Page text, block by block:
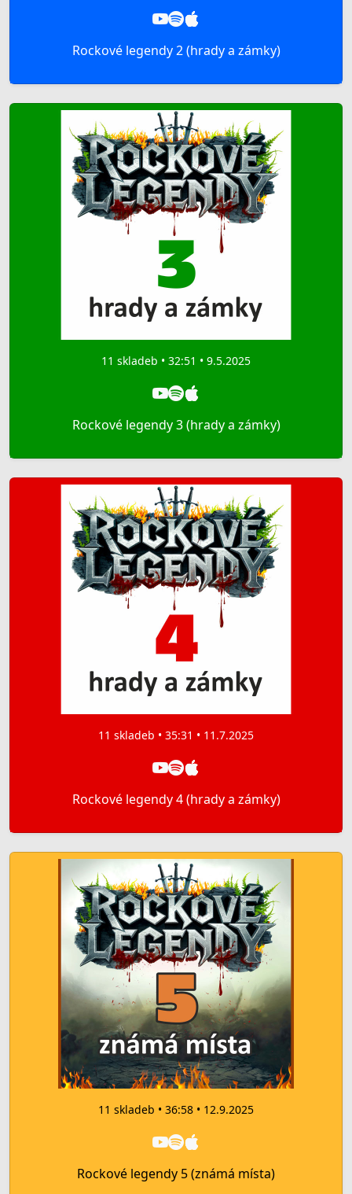
Rockové legendy 2 (hrady a zámky)
11 skladeb • 32:51 • 9.5.2025
Rockové legendy 3 (hrady a zámky)
11 skladeb • 35:31 • 11.7.2025
Rockové legendy 4 (hrady a zámky)
11 skladeb • 36:58 • 12.9.2025
Rockové legendy 5 (známá místa)